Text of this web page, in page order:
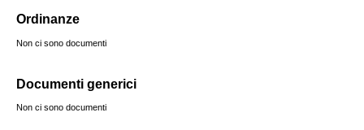
Ordinanze
Non ci sono documenti
Documenti generici
Non ci sono documenti